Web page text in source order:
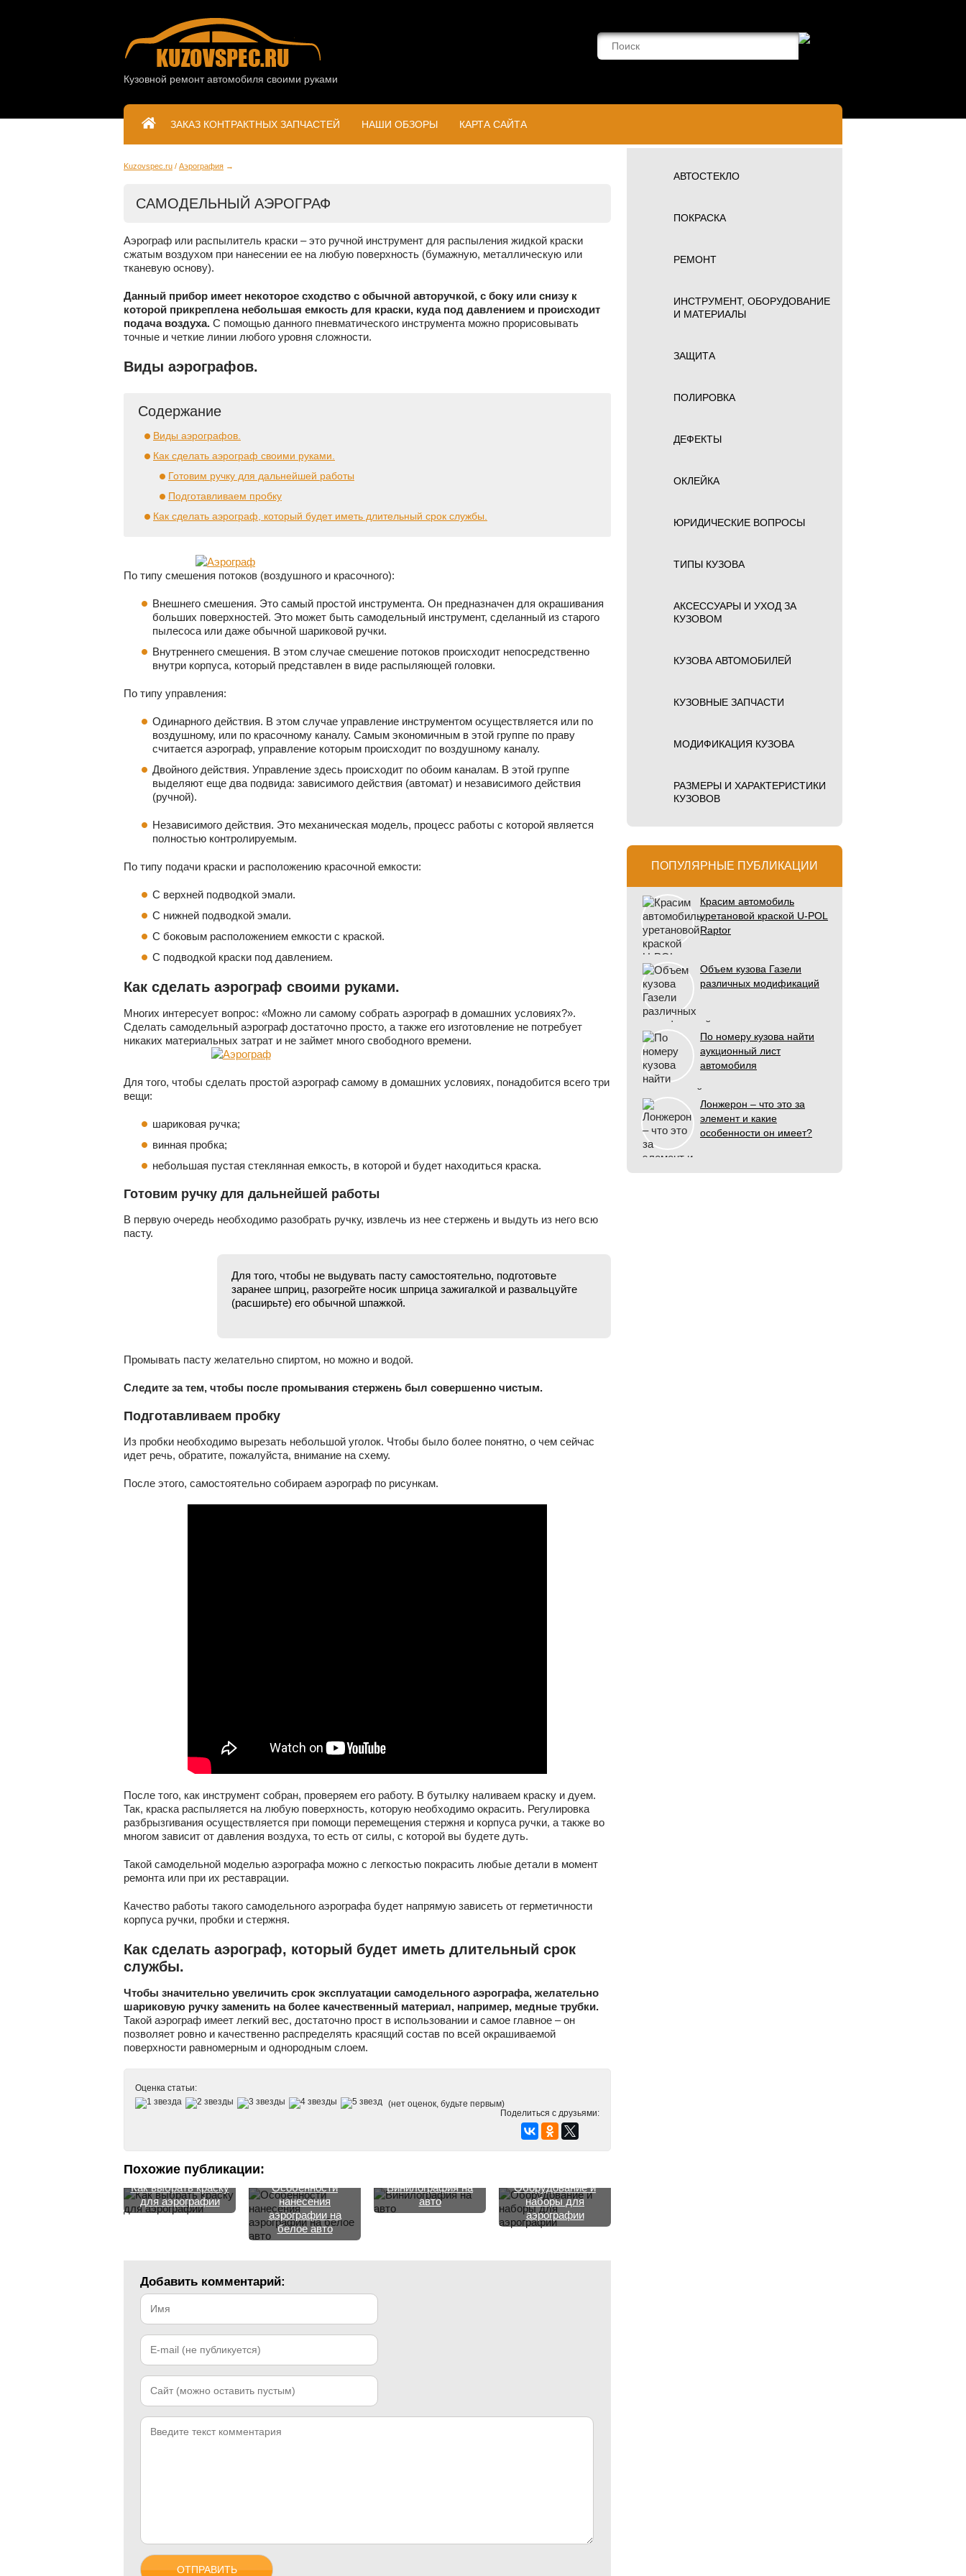
Кузовной ремонт автомобиля своими руками
ЗАКАЗ КОНТРАКТНЫХ ЗАПЧАСТЕЙ НАШИ ОБЗОРЫ КАРТА САЙТА
Kuzovspec.ru Аэрография
САМОДЕЛЬНЫЙ АЭРОГРАФ
Аэрограф или распылитель краски – это ручной инструмент для распыления жидкой краски
сжатым воздухом при нанесении ее на любую поверхность (бумажную, металлическую или
тканевую основу).
Данный прибор имеет некоторое сходство с обычной авторучкой, с боку или снизу к
которой прикреплена небольшая емкость для краски, куда под давлением и происходит
подача воздуха. С помощью данного пневматического инструмента можно прорисовывать
точные и четкие линии любого уровня сложности.
Виды аэрографов.
Содержание
Виды аэрографов.
Как сделать аэрограф своими руками.
Готовим ручку для дальнейшей работы
Подготавливаем пробку
Как сделать аэрограф, который будет иметь длительный срок службы.
По типу смешения потоков (воздушного и красочного):
Внешнего смешения. Это самый простой инструмента. Он предназначен для окрашивания
больших поверхностей. Это может быть самодельный инструмент, сделанный из старого
пылесоса или даже обычной шариковой ручки.
Внутреннего смешения. В этом случае смешение потоков происходит непосредственно
внутри корпуса, который представлен в виде распыляющей головки.
По типу управления:
Одинарного действия. В этом случае управление инструментом осуществляется или по
воздушному, или по красочному каналу. Самым экономичным в этой группе по праву
считается аэрограф, управление которым происходит по воздушному каналу.
Двойного действия. Управление здесь происходит по обоим каналам. В этой группе
выделяют еще два подвида: зависимого действия (автомат) и независимого действия
(ручной).
Независимого действия. Это механическая модель, процесс работы с которой является
полностью контролируемым.
По типу подачи краски и расположению красочной емкости:
С верхней подводкой эмали.
С нижней подводкой эмали.
С боковым расположением емкости с краской.
С подводкой краски под давлением.
Как сделать аэрограф своими руками.
Многих интересует вопрос: «Можно ли самому собрать аэрограф в домашних условиях?».
Сделать самодельный аэрограф достаточно просто, а также его изготовление не потребует
никаких материальных затрат и не займет много свободного времени.
Для того, чтобы сделать простой аэрограф самому в домашних условиях, понадобится всего три
вещи:
шариковая ручка;
винная пробка;
небольшая пустая стеклянная емкость, в которой и будет находиться краска.
Готовим ручку для дальнейшей работы
В первую очередь необходимо разобрать ручку, извлечь из нее стержень и выдуть из него всю
пасту.
Для того, чтобы не выдувать пасту самостоятельно, подготовьте
заранее шприц, разогрейте носик шприца зажигалкой и развальцуйте
(расширьте) его обычной шпажкой.
Промывать пасту желательно спиртом, но можно и водой.
Следите за тем, чтобы после промывания стержень был совершенно чистым.
Подготавливаем пробку
Из пробки необходимо вырезать небольшой уголок. Чтобы было более понятно, о чем сейчас
идет речь, обратите, пожалуйста, внимание на схему.
После этого, самостоятельно собираем аэрограф по рисункам.
После того, как инструмент собран, проверяем его работу. В бутылку наливаем краску и дуем.
Так, краска распыляется на любую поверхность, которую необходимо окрасить. Регулировка
разбрызгивания осуществляется при помощи перемещения стержня и корпуса ручки, а также во
многом зависит от давления воздуха, то есть от силы, с которой вы будете дуть.
Такой самодельной моделью аэрографа можно с легкостью покрасить любые детали в момент
ремонта или при их реставрации.
Качество работы такого самодельного аэрографа будет напрямую зависеть от герметичности
корпуса ручки, пробки и стержня.
Как сделать аэрограф, который будет иметь длительный срок
службы.
Чтобы значительно увеличить срок эксплуатации самодельного аэрографа, желательно
шариковую ручку заменить на более качественный материал, например, медные трубки.
Такой аэрограф имеет легкий вес, достаточно прост в использовании и самое главное – он
позволяет ровно и качественно распределять красящий состав по всей окрашиваемой
поверхности равномерным и однородным слоем.
Оценка статьи:
(нет оценок, будьте первым)
Поделиться с друзьями:
Похожие публикации:
Как выбрать краску
для аэрографии
Особенности
нанесения
аэрографии на
белое авто
Винилография на
авто
Оборудование и
наборы для
аэрографии
Добавить комментарий:
АВТОСТЕКЛО
ПОКРАСКА
РЕМОНТ
ИНСТРУМЕНТ, ОБОРУДОВАНИЕ
И МАТЕРИАЛЫ
ЗАЩИТА
ПОЛИРОВКА
ДЕФЕКТЫ
ОКЛЕЙКА
ЮРИДИЧЕСКИЕ ВОПРОСЫ
ТИПЫ КУЗОВА
АКСЕССУАРЫ И УХОД ЗА
КУЗОВОМ
КУЗОВА АВТОМОБИЛЕЙ
КУЗОВНЫЕ ЗАПЧАСТИ
МОДИФИКАЦИЯ КУЗОВА
РАЗМЕРЫ И ХАРАКТЕРИСТИКИ
КУЗОВОВ
ПОПУЛЯРНЫЕ ПУБЛИКАЦИИ
Красим автомобиль
уретановой краской U-POL
Raptor
Объем кузова Газели
различных модификаций
По номеру кузова найти
аукционный лист
автомобиля
Лонжерон – что это за
элемент и какие
особенности он имеет?